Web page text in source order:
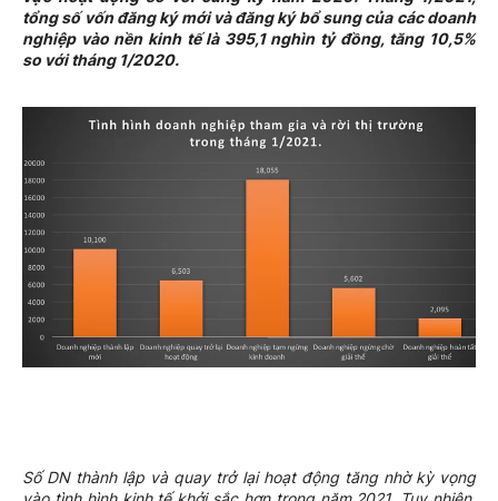
tổng số vốn đăng ký mới và đăng ký bổ sung của các doanh
nghiệp vào nền kinh tế là 395,1 nghìn tỷ đồng, tăng 10,5%
so với tháng 1/2020.
Số DN thành lập và quay trở lại hoạt động tăng nhờ kỳ vọng